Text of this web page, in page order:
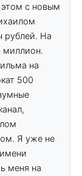
этом с новым
рублей. На
миллион.
на
500
Я уже не
меня на